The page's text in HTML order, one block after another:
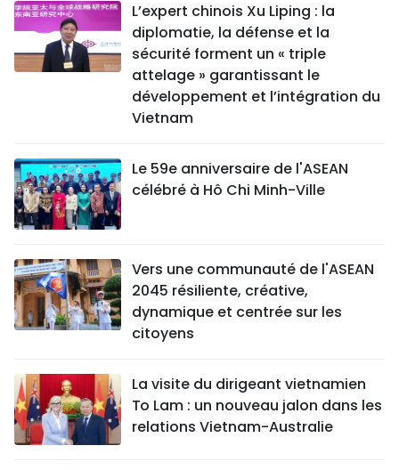
L’expert chinois Xu Liping : la
diplomatie, la défense et la
sécurité forment un « triple
attelage » garantissant le
développement et l’intégration du
Vietnam
Le 59e anniversaire de l'ASEAN
célébré à Hô Chi Minh-Ville
Vers une communauté de l'ASEAN
2045 résiliente, créative,
dynamique et centrée sur les
citoyens
La visite du dirigeant vietnamien
To Lam : un nouveau jalon dans les
relations Vietnam-Australie